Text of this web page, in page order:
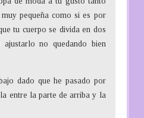
pequeña como si es por
tu cuerpo se divida en dos
no quedando bien
dado que he pasado por
entre la parte de arriba y la